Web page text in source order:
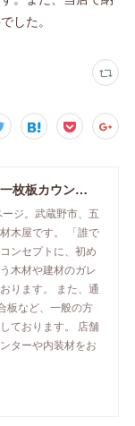
した。
東京・吉祥寺の勝又木材【一枚板カウンター】
ジ。武蔵野市、五
木屋です。 「誰で
ンセプトに、初め
木材や建材のガレ
ります。 また、通
板など、一般の方
ております。 店舗
ターや内装材をお